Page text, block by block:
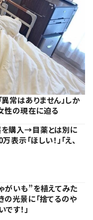
常はありません」しか
性の現在に迫る
を購入→目薬とは別に
示「ほしい！」「え、
がいも”を植えてみた
光景に「捨てるのや
です！」